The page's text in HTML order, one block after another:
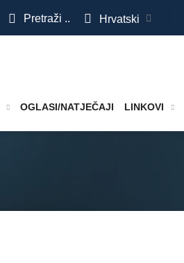
Pretraži .. Hrvatski
OGLASI/NATJEČAJI LINKOVI